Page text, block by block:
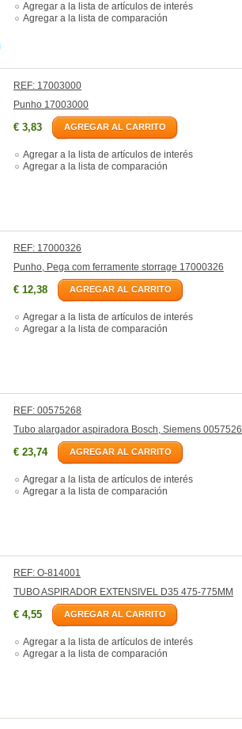
Agregar a la lista de artículos de interés
Agregar a la lista de comparación
REF: 17003000
Punho 17003000
€ 3,83 AGREGAR AL CARRITO
Agregar a la lista de artículos de interés
Agregar a la lista de comparación
REF: 17000326
Punho, Pega com ferramente storrage 17000326
€ 12,38 AGREGAR AL CARRITO
Agregar a la lista de artículos de interés
Agregar a la lista de comparación
REF: 00575268
Tubo alargador aspiradora Bosch, Siemens
€ 23,74 AGREGAR AL CARRITO
Agregar a la lista de artículos de interés
Agregar a la lista de comparación
REF: O-814001
TUBO ASPIRADOR EXTENSIVEL D35 475-775MM
€ 4,55 AGREGAR AL CARRITO
Agregar a la lista de artículos de interés
Agregar a la lista de comparación